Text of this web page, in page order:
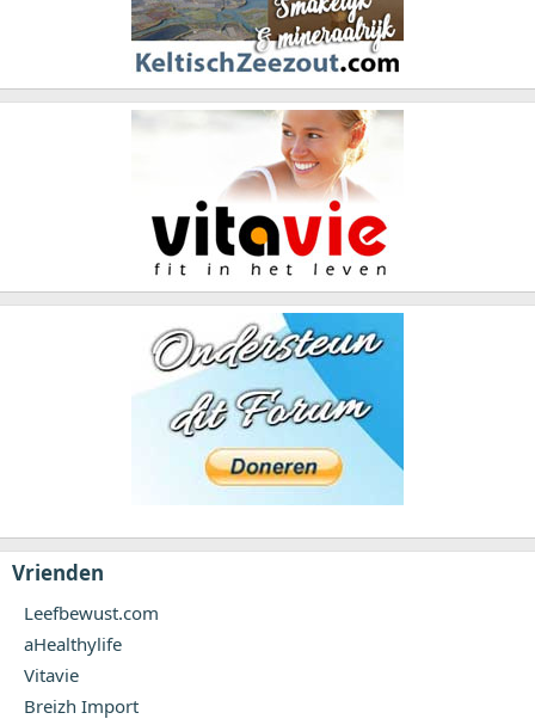
Vrienden
Leefbewust.com
aHealthylife
Vitavie
Breizh Import